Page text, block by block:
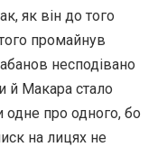
як він до того
промайнув
несподівано
й Макара стало
про одного, бо
на лицях не